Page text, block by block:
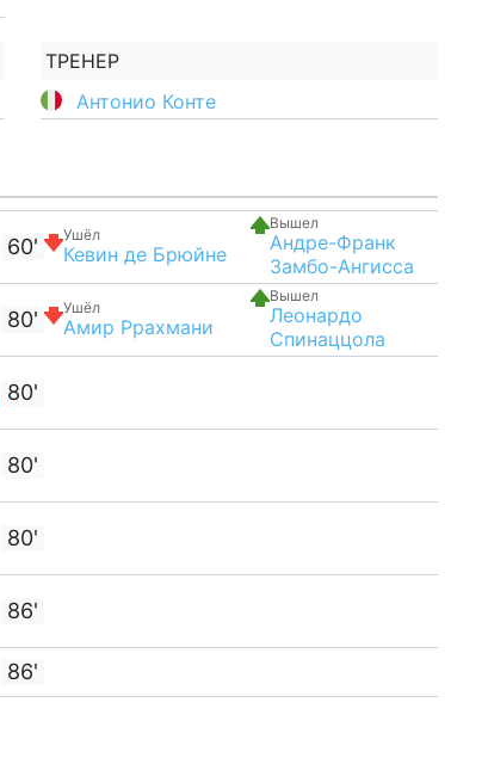
ТРЕНЕР
Антонио Конте
60' Ушёл
Кевин де Брюйне
Вышел
Андре-Франк
Замбо-Ангисса
80' Ушёл
Амир Ррахмани
Вышел
Леонардо
Спинаццола
80'
80'
80'
86'
86'